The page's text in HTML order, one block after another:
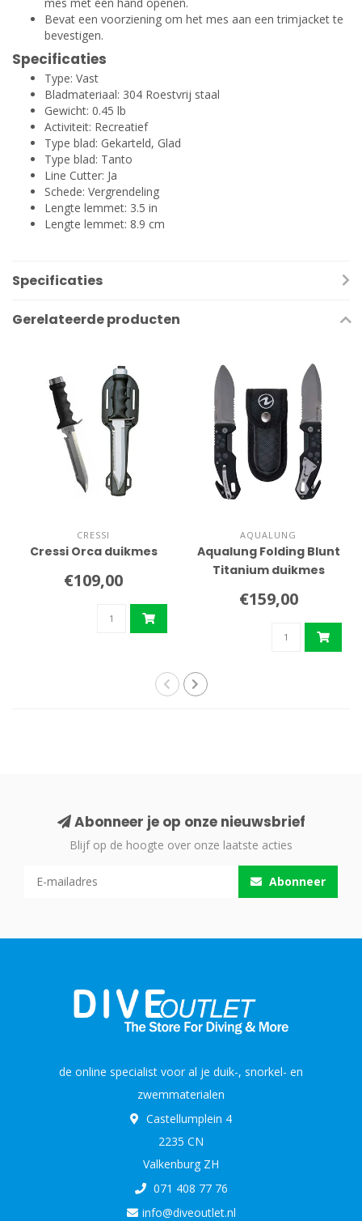
mes met één hand openen.
Bevat een voorziening om het mes aan een trimjacket te
bevestigen.
Specificaties
Type: Vast
Bladmateriaal: 304 Roestvrij staal
Gewicht: 0.45 lb
Activiteit: Recreatief
Type blad: Gekarteld, Glad
Type blad: Tanto
Line Cutter: Ja
Schede: Vergrendeling
Lengte lemmet: 3.5 in
Lengte lemmet: 8.9 cm
Specificaties
Gerelateerde producten
CRESSI
Cressi Orca duikmes
€109,00
AQUALUNG
Aqualung Folding Blunt
Titanium duikmes
€159,00
Abonneer je op onze nieuwsbrief
Blijf op de hoogte over onze laatste acties
Abonneer
de online specialist voor al je duik-, snorkel- en
zwemmaterialen
Castellumplein 4
2235 CN
Valkenburg ZH
071 408 77 76
info@diveoutlet.nl